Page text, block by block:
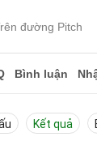
đường Pitch
Bình luận
Kết quả